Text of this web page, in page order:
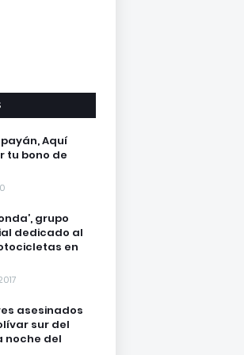
Aquí
tu bono de
grupo
dedicado al
en
asesinados
sur del
noche del